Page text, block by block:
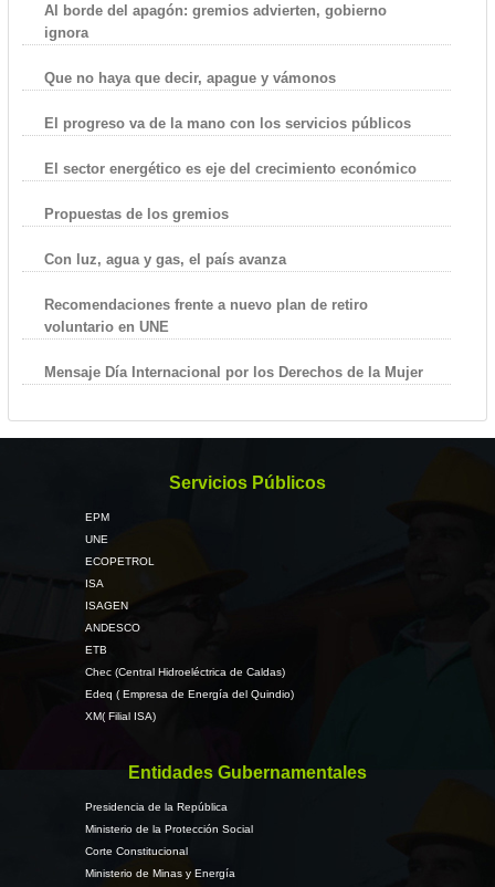
Al borde del apagón: gremios advierten, gobierno
ignora
Que no haya que decir, apague y vámonos
El progreso va de la mano con los servicios públicos
El sector energético es eje del crecimiento económico
Propuestas de los gremios
Con luz, agua y gas, el país avanza
Recomendaciones frente a nuevo plan de retiro
voluntario en UNE
Mensaje Día Internacional por los Derechos de la Mujer
Servicios Públicos
EPM
UNE
ECOPETROL
ISA
ISAGEN
ANDESCO
ETB
Chec (Central Hidroeléctrica de Caldas)
Edeq ( Empresa de Energía del Quindio)
XM( Filial ISA)
Entidades Gubernamentales
Presidencia de la República
Ministerio de la Protección Social
Corte Constitucional
Ministerio de Minas y Energía